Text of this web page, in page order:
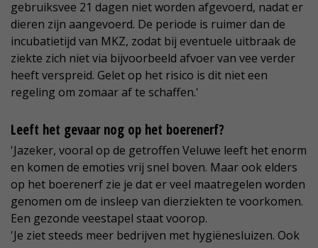
gebruiksvee 21 dagen niet worden afgevoerd, nadat er
dieren zijn aangevoerd. De periode is ruimer dan de
incubatietijd van MKZ, zodat bij eventuele uitbraak de
ziekte zich niet via bijvoorbeeld afvoer van vee verder
heeft verspreid. Gelet op het risico is dit niet een
regeling om zomaar af te schaffen.'
Leeft het gevaar nog op het boerenerf?
'Jazeker, vooral op de getroffen Veluwe leeft het enorm
en komen de emoties vrij snel boven. Maar ook elders
op het boerenerf zie je dat er veel maatregelen worden
genomen om de insleep van dierziekten te voorkomen.
Een gezonde veestapel staat voorop.
'Je ziet steeds meer bedrijven met hygiënesluizen. Ook